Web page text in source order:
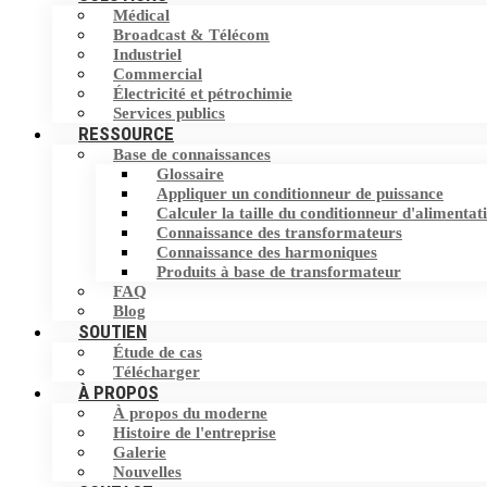
Commutateur de transfert statique (STS)
Stockage d'Energie
Filtre harmonique
Dispositif de correction du facteur de
puissance (PFC)
Éliminateur de courant neutre (NCE)
Dispositif de protection contre les
surtensions (SPD)
Médical
Broadcast & Télécom
Industriel
Commercial
Électricité et pétrochimie
Services publics
RESSOURCE
Base de connaissances
Glossaire
Appliquer un conditionneur de puissance
Calculer la taille du conditionneur
Connaissance des transformateurs
Connaissance des harmoniques
Produits à base de transformateur
FAQ
Blog
SOUTIEN
Étude de cas
Télécharger
À PROPOS
À propos du moderne
Histoire de l'entreprise
Galerie
Nouvelles